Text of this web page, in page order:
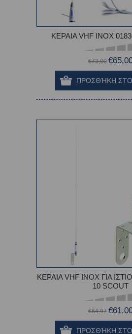
ΚΕΡΑΙΑ VHF ΙΝΟΧ
€73,00
ΚΕΡΑΙΑ VHF ΙΝΟΧ ΓΙΑ
10 SCOUT
€64,97